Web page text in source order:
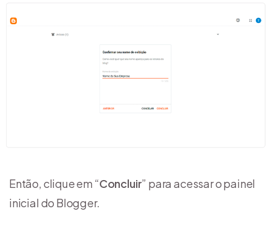
Então, clique em “Concluir” para acessar o painel
inicial do Blogger.